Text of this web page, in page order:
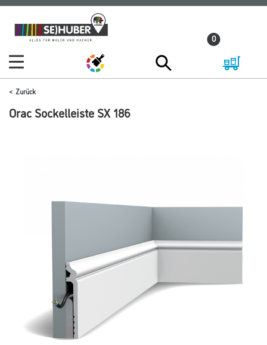
Zum
Inhalt
Zum
Navigationsmenü
0
Zurück
Orac Sockelleiste SX 186